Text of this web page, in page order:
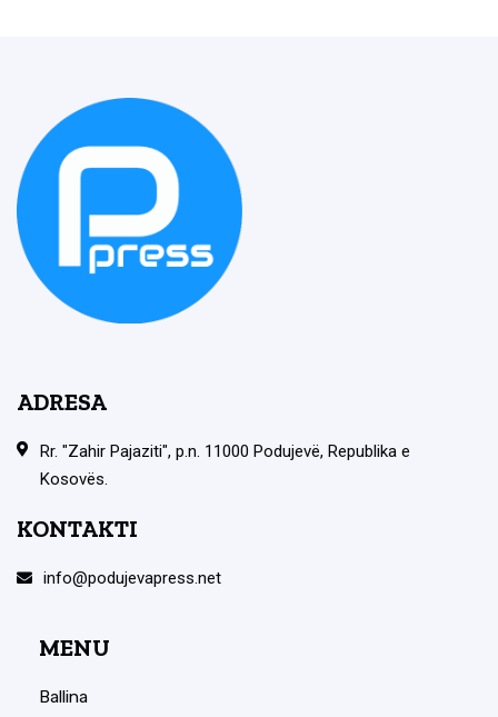
ADRESA
Rr. "Zahir Pajaziti", p.n. 11000 Podujevë, Republika e
Kosovës.
KONTAKTI
info@podujevapress.net
MENU
Ballina